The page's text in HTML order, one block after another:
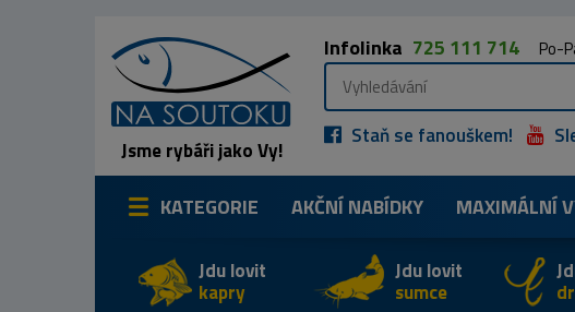
Jsme rybáři jako Vy!
Infolinka 725 111 714 Po-
Staň se fanouškem!
KATEGORIE AKČNÍ NABÍDKY MAXIMÁLNÍ
Jdu lovit
kapry
Jdu lovit
sumce